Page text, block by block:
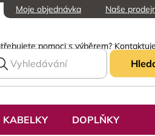
Moje objednávka Naše
pomoci s výběrem?
KABELKY DOPLŇKY